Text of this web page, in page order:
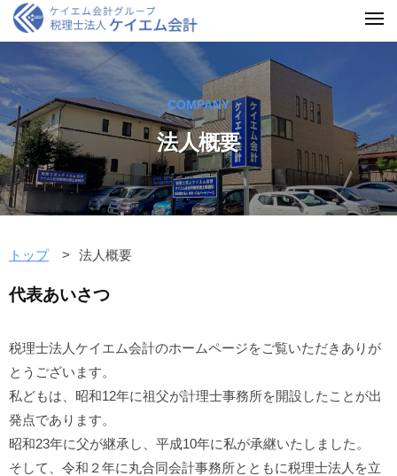
COMPANY
法人概要
トップ 法人概要
代表あいさつ
税理士法人ケイエム会計のホームページをご覧いただきありが
とうございます。
私どもは、昭和12年に祖父が計理士事務所を開設したことが出
発点であります。
昭和23年に父が継承し、平成10年に私が承継いたしました。
そして、令和２年に丸合同会計事務所とともに税理士法人を立